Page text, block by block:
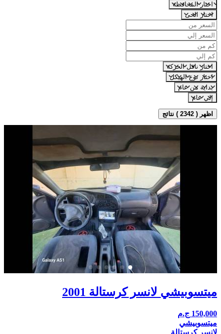
اختار المحافظة
اختار الحى
اختار ناقل الحركة
اختار نوع الهيكل
بداية من عام
إلي عام
اظهر ( 2342 ) نتائج
ميتسوبيشي لانسر كرستالة 2001
150,000 ج.م
ميتسوبيشي